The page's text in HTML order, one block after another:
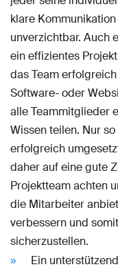
klare
unverzichtbar. Auch
ein effizientes
das Team
Software- oder
alle Teammitglieder
Wissen teilen. Nur
erfolgreich
daher auf eine gute
Projektteam achten
die Mitarbeiter
verbessern und
sicherzustellen.
Ein